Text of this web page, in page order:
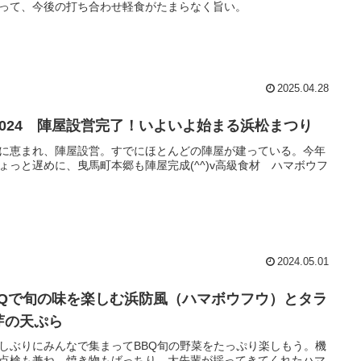
て、今後の打ち合わせ軽食がたまらなく旨い。
2025.04.28
陣屋設営完了！いよいよ始まる浜松まつり
恵まれ、陣屋設営。すでにほとんどの陣屋が建っている。今年
っと遅めに、曳馬町本郷も陣屋完成(^^)v高級食材 ハマボウフ
2024.05.01
で旬の味を楽しむ浜防風（ハマボウフウ）とタラ
の天ぷら
ぶりにみんなで集まってBBQ旬の野菜をたっぷり楽しもう。機